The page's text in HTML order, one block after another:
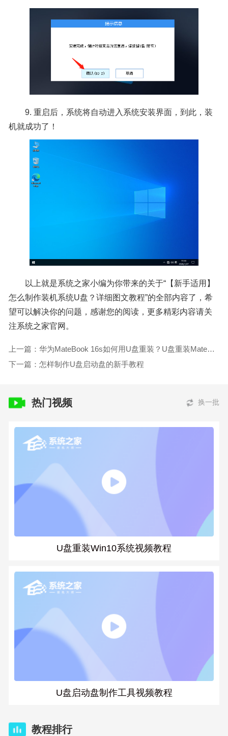
9. 重启后，系统将自动进入系统安装界面，到此，装
机就成功了！
以上就是系统之家小编为你带来的关于“【新手适用】
怎么制作装机系统U盘？详细图文教程”的全部内容了，希
望可以解决你的问题，感谢您的阅读，更多精彩内容请关
注系统之家官网。
上一篇：华为MateBook 16s如何用U盘重装？U盘重装MateBook 16s笔记本的方法
下一篇：怎样制作U盘启动盘的新手教程
热门视频 换一批
U盘重装Win10系统视频教程
U盘启动盘制作工具视频教程
教程排行